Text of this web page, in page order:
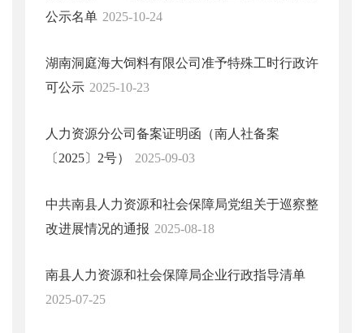
公示名单 2025-10-24
湖南洞庭海大饲料有限公司准予特殊工时行政许
可公示 2025-10-23
人力资源分公司备案证明函（南人社备案
〔2025〕2号）
2025-09-03
中共南县人力资源和社会保障局党组关于巡察整
改进展情况的通报 2025-08-18
南县人力资源和社会保障局企业行政指导清单
2025-07-25